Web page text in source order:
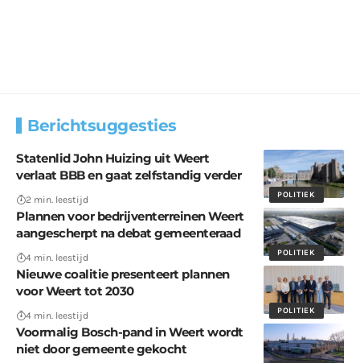
Berichtsuggesties
POLITIEK
Statenlid John Huizing uit Weert
verlaat BBB en gaat zelfstandig verder
2 min. leestijd
POLITIEK
Plannen voor bedrijventerreinen Weert
aangescherpt na debat gemeenteraad
4 min. leestijd
POLITIEK
Nieuwe coalitie presenteert plannen
voor Weert tot 2030
4 min. leestijd
Voormalig Bosch-pand in Weert wordt
niet door gemeente gekocht